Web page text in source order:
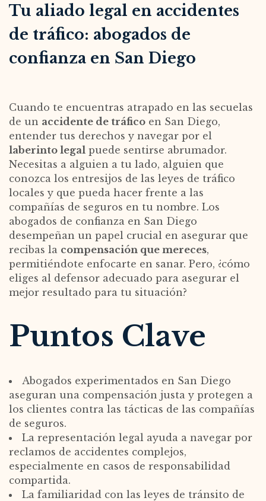
Tu aliado legal en accidentes
de tráfico: abogados de
confianza en San Diego
Cuando te encuentras atrapado en las secuelas
de un accidente de tráfico en San Diego,
entender tus derechos y navegar por el
laberinto legal puede sentirse abrumador.
Necesitas a alguien a tu lado, alguien que
conozca los entresijos de las leyes de tráfico
locales y que pueda hacer frente a las
compañías de seguros en tu nombre. Los
abogados de confianza en San Diego
desempeñan un papel crucial en asegurar que
recibas la compensación que mereces,
permitiéndote enfocarte en sanar. Pero, ¿cómo
eliges al defensor adecuado para asegurar el
mejor resultado para tu situación?
Puntos Clave
Abogados experimentados en San Diego
aseguran una compensación justa y protegen a
los clientes contra las tácticas de las compañías
de seguros.
La representación legal ayuda a navegar por
reclamos de accidentes complejos,
especialmente en casos de responsabilidad
compartida.
La familiaridad con las leyes de tránsito de